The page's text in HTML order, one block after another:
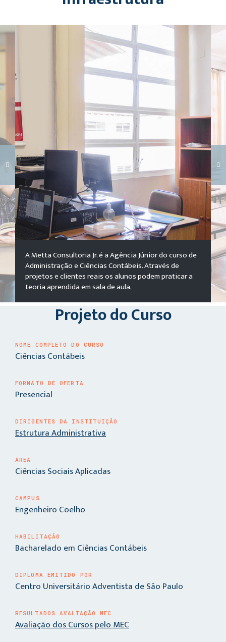
Carregando galeria...
A Metta Consultoria Jr. é a Agência Júnior do curso de
Administração e Ciências Contábeis. Através de
projetos e clientes reais os alunos podem praticar a
teoria aprendida em sala de aula.
Projeto do Curso
NOME COMPLETO DO CURSO
Ciências Contábeis
FORMATO DE OFERTA
Presencial
DIRIGENTES DA INSTITUIÇÃO
Estrutura Administrativa
ÁREA
Ciências Sociais Aplicadas
CAMPUS
Engenheiro Coelho
HABILITAÇÃO
Bacharelado em Ciências Contábeis
DIPLOMA EMITIDO POR
Centro Universitário Adventista de São Paulo
RESULTADOS AVALIAÇÃO MEC
Avaliação dos Cursos pelo MEC